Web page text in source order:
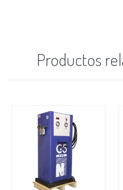
Productos